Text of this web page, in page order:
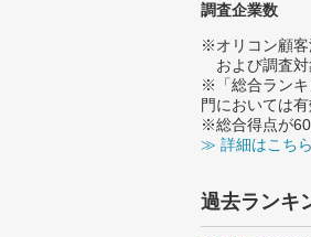
調査企業数
※オリコン顧客
および調査対
※「総合ランキ
門においては
※総合得点が
≫ 詳細はこちら
過去ランキ